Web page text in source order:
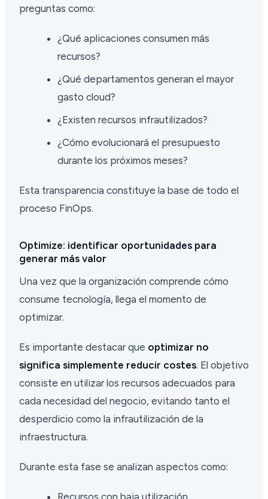
preguntas como:
¿Qué aplicaciones consumen más
recursos?
¿Qué departamentos generan el mayor
gasto cloud?
¿Existen recursos infrautilizados?
¿Cómo evolucionará el presupuesto
durante los próximos meses?
Esta transparencia constituye la base de todo el
proceso FinOps.
Optimize: identificar oportunidades para
generar más valor
Una vez que la organización comprende cómo
consume tecnología, llega el momento de
optimizar.
Es importante destacar que optimizar no
significa simplemente reducir costes. El objetivo
consiste en utilizar los recursos adecuados para
cada necesidad del negocio, evitando tanto el
desperdicio como la infrautilización de la
infraestructura.
Durante esta fase se analizan aspectos como:
Recursos con baja utilización.